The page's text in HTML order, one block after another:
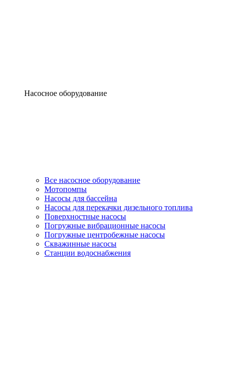
Насосное оборудование
Все насосное оборудование
Мотопомпы
Насосы для бассейна
Насосы для перекачки дизельного топлива
Поверхностные насосы
Погружные вибрационные насосы
Погружные центробежные насосы
Скважинные насосы
Станции водоснабжения